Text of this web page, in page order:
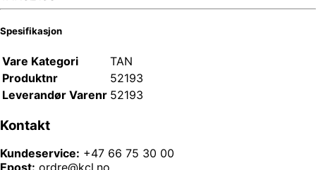
Spesifikasjon
Vare Kategori
TAN
Produktnr
52193
Leverandør Varenr 52193
Kontakt
Kundeservice: +47 66 75 30 00